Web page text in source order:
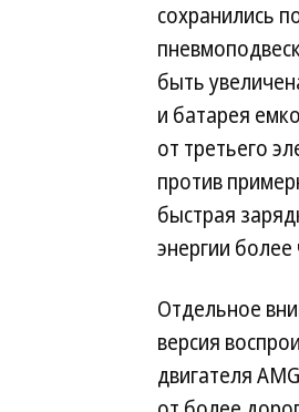
сохранились
быть
и батарея
от третьего
против
быстрая
энергии
Отдельное
версия
двигателя